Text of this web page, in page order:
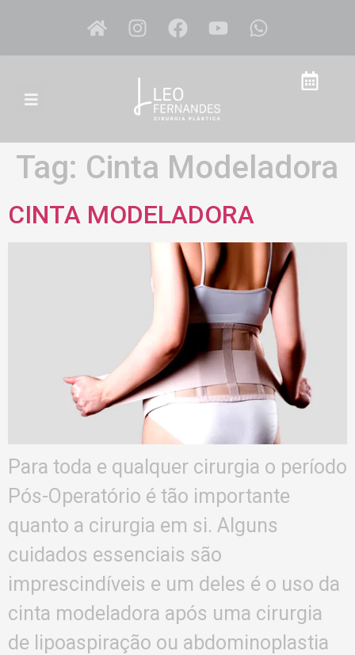
Tag: Cinta Modeladora
CINTA MODELADORA
Para toda e qualquer cirurgia o período
Pós-Operatório é tão importante
quanto a cirurgia em si. Alguns
cuidados essenciais são
imprescindíveis e um deles é o uso da
cinta modeladora após uma cirurgia
de lipoaspiração ou abdominoplastia